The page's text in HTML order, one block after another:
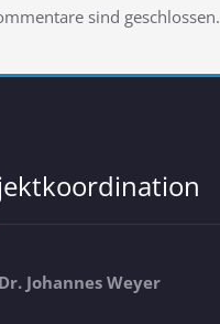
sind geschlossen.
Johannes Weyer